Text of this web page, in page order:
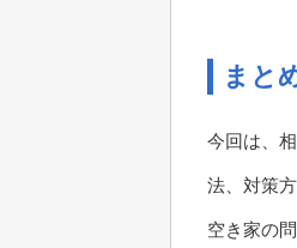
まと
今回は、
法、対策
空き家の